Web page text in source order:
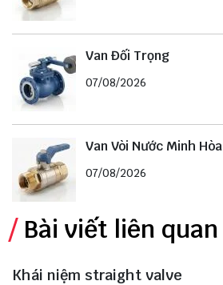
Van Đối Trọng
07/08/2026
Van Vòi Nước Minh Hòa
07/08/2026
Bài viết liên quan
Khái niệm straight valve